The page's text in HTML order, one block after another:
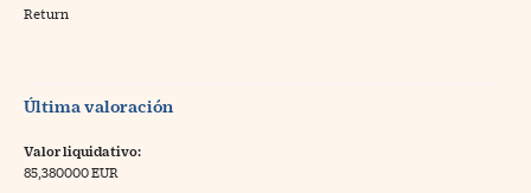
Return
Última valoración
Valor liquidativo:
85,380000 EUR